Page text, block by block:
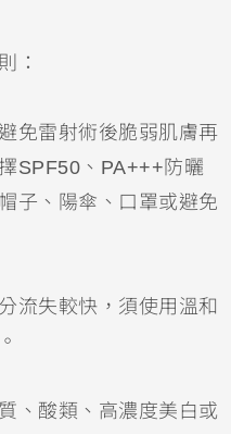
：
免雷射術後脆弱肌膚再
SPF50、PA+++防曬
子、陽傘、口罩或避免
流失較快，須使用溫和
、酸類、高濃度美白或